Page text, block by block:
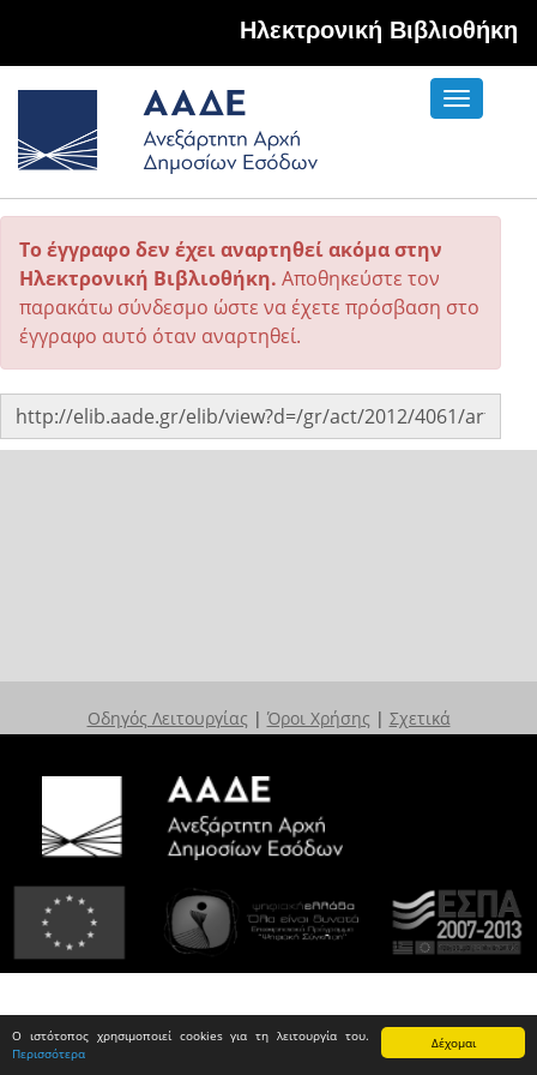
Δέχομαι
Ο ιστότοπος χρησιμοποιεί cookies για τη λειτουργία του.
Περισσότερα
Hλεκτρονική Βιβλιοθήκη
Toggle
Το έγγραφο δεν έχει αναρτηθεί ακόμα στην
Ηλεκτρονική Βιβλιοθήκη. Αποθηκεύστε τον
παρακάτω σύνδεσμο ώστε να έχετε πρόσβαση στο
έγγραφο αυτό όταν αναρτηθεί.
Οδηγός Λειτουργίας | Όροι Χρήσης | Σχετικά